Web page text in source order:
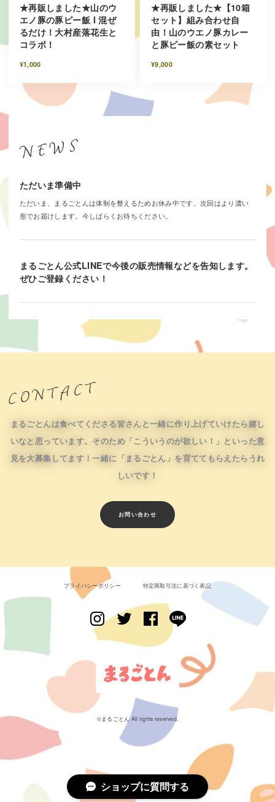
★再販しました★山のウ
エノ豚の豚ピー飯 I 混ぜ
るだけ！大村産落花生と
コラボ！
¥1,000
★再販しました★【10箱
セット】組み合わせ自
由！山のウエノ豚カレー
と豚ピー飯の素セット
¥9,000
ただいま準備中
ただいま、まるごとんは体制を整えるためお休み中です。次回はより濃い
形でお届けします。今しばらくお待ちください。
まるごとん公式LINEで今後の販売情報などを告知します。
ぜひご登録ください！
まるごとんは食べてくださる皆さんと一緒に作り上げていけたら嬉し
いなと思っています。そのため「こういうのが欲しい！」といった意
見を大募集してます！一緒に「まるごとん」を育ててもらえたらうれ
しいです！
お問い合わせ
プライバシーポリシー 特定商取引法に基づく表記
©︎まるごとん All rights reserved.
ショップに質問する